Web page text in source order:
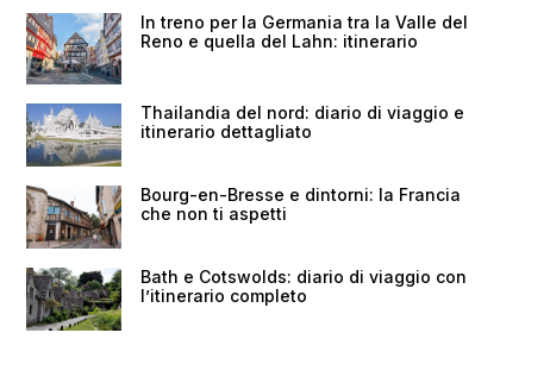
In treno per la Germania tra la Valle del
Reno e quella del Lahn: itinerario
Thailandia del nord: diario di viaggio e
itinerario dettagliato
Bourg-en-Bresse e dintorni: la Francia
che non ti aspetti
Bath e Cotswolds: diario di viaggio con
l’itinerario completo